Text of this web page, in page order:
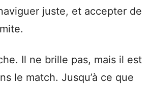
juste, et accepter de
Il ne brille pas, mais il est
le match. Jusqu’à ce que